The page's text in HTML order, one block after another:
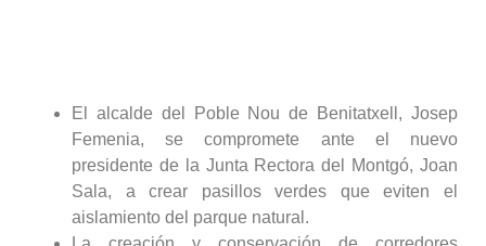
El alcalde del Poble Nou de Benitatxell, Josep
Femenia, se compromete ante el nuevo
presidente de la Junta Rectora del Montgó, Joan
Sala, a crear pasillos verdes que eviten el
aislamiento del parque natural.